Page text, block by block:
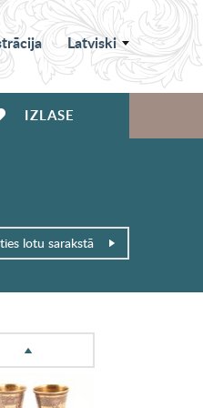
Latviski
IZLASE
lotu sarakstā